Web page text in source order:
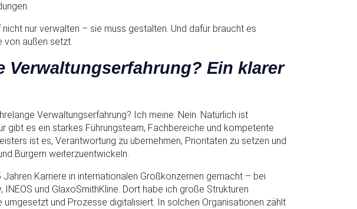
nur verwalten – sie muss gestalten. Und dafür braucht es
von außen setzt.
Verwaltungserfahrung? Ein klarer
Verwaltungserfahrung? Ich meine: Nein. Natürlich ist
gibt es ein starkes Führungsteam, Fachbereiche und kompetente
ist es, Verantwortung zu übernehmen, Prioritäten zu setzen und
Bürgern weiterzuentwickeln.
Karriere in internationalen Großkonzernen gemacht – bei
INEOS und GlaxoSmithKline. Dort habe ich große Strukturen
umgesetzt und Prozesse digitalisiert. In solchen Organisationen zählt